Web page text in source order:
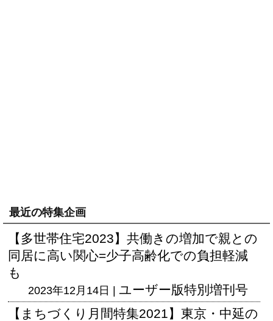
最近の特集企画
【多世帯住宅2023】共働きの増加で親との
同居に高い関心=少子高齢化での負担軽減
も
2023年12月14日 | ユーザー版特別増刊号
【まちづくり月間特集2021】東京・中延の